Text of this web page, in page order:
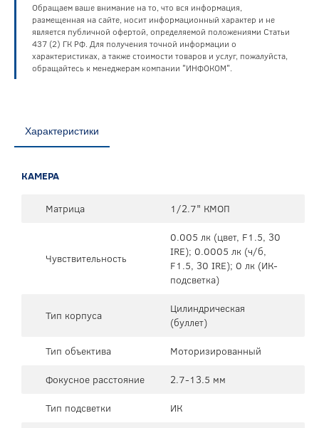
Обращаем ваше внимание на то, что вся информация,
размещенная на сайте, носит информационный характер и не
является публичной офертой, определяемой положениями Статьи
437 (2) ГК РФ. Для получения точной информации о
характеристиках, а также стоимости товаров и услуг, пожалуйста,
обращайтесь к менеджерам компании "ИНФОКОМ".
Характеристики
КАМЕРА
Матрица 1/2.7" КМОП
Чувствительность
0.005 лк (цвет, F1.5, 30
IRE); 0.0005 лк (ч/б,
F1.5, 30 IRE); 0 лк (ИК-
подсветка)
Тип корпуса
Цилиндрическая
(буллет)
Тип объектива
Моторизированный
Фокусное расстояние
2.7-13.5 мм
Тип подсветки
ИК